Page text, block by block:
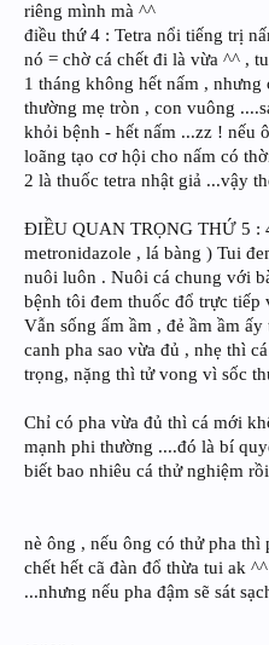
riêng mình mà ^^
điều thứ 4 : Tetra nổi tiếng trị
nó = chờ cá chết đi là vừa ^^ ,
1 tháng không hết nấm ,
thường mẹ tròn , con vuông
khỏi bệnh - hết nấm ...zz ! nếu
loãng tạo cơ hội cho nấm có
2 là thuốc tetra nhật giả ...vậy
ĐIỀU QUAN TRỌNG THỨ 5 :
metronidazole , lá bàng ) Tui
nuôi luôn . Nuôi cá chung với
bệnh tôi đem thuốc đổ trực tiếp
Vẫn sống ấm ầm , đẻ ầm ầm
canh pha sao vừa đủ , nhẹ thì
trọng, nặng thì tử vong vì sốc
Chỉ có pha vừa đủ thì cá mới
mạnh phi thường ....đó là bí
biết bao nhiêu cá thử nghiệm
nè ông , nếu ông có thử pha thì
chết hết cã đàn đổ thừa tui ak
...nhưng nếu pha đậm sẽ sát